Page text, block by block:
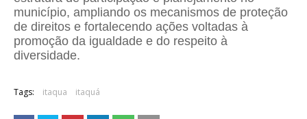
município, ampliando os mecanismos de proteção
de direitos e fortalecendo ações voltadas à
promoção da igualdade e do respeito à
diversidade.
Tags: itaqua itaquá